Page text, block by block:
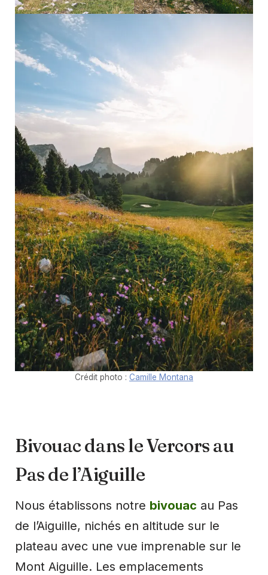
Crédit photo : Camille Montana
Bivouac dans le Vercors au
Pas de l’Aiguille
Nous établissons notre bivouac au Pas
de l’Aiguille, nichés en altitude sur le
plateau avec une vue imprenable sur le
Mont Aiguille. Les emplacements